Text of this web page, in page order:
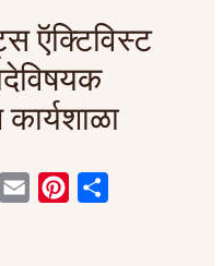
ऍक्टिविस्ट
M
E